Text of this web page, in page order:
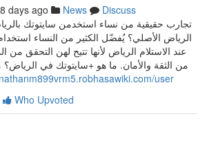
days ago News
Discuss
الرياض الأصلي؟ يُفضّل الكثير من النساء
عند الاستلام الرياض لأنها تتيح لهن التحقق من
من الثقة والأمان. ما هو +سايتوتك في الرياض؟
user
Who Upvoted